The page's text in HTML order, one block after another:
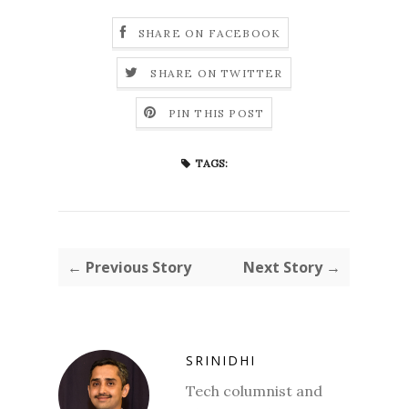
SHARE ON FACEBOOK
SHARE ON TWITTER
PIN THIS POST
TAGS:
← Previous Story Next Story →
SRINIDHI
Tech columnist and